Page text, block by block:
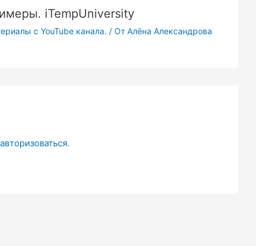
iTempUniversity
с YouTube канала. / От Алёна Александрова
авторизоваться.